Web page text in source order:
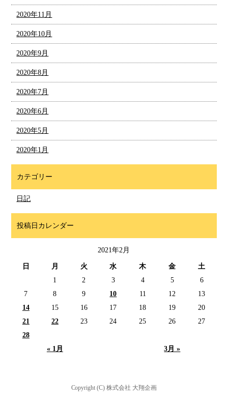
2020年11月
2020年10月
2020年9月
2020年8月
2020年7月
2020年6月
2020年5月
2020年1月
カテゴリー
日記
投稿日カレンダー
2021年2月
日 月 火 水 木 金 土
« 1月 3月 »
1 2 3 4 5
6
7
8 9 10 11 12
13
14
15 16 17 18 19
20
21
22 23 24 25 26
27
28
Copyright (C) 株式会社 大翔企画